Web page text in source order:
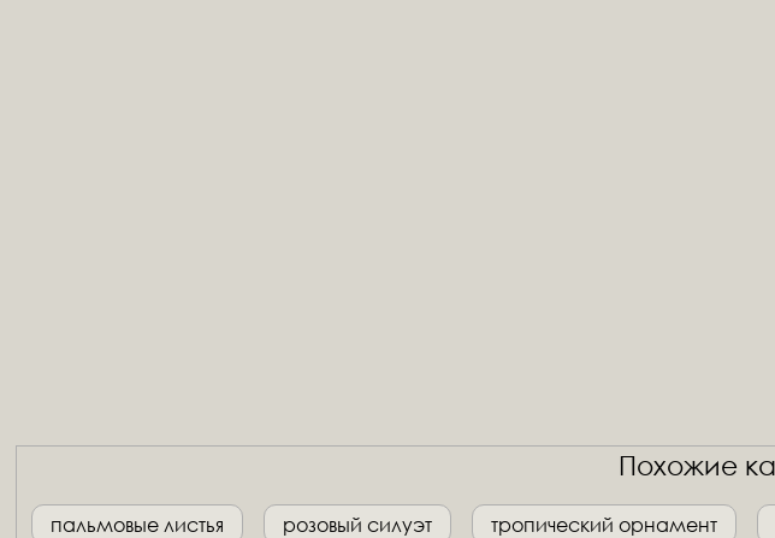
Похожие
пальмовые листья розовый силуэт тропический орнамент